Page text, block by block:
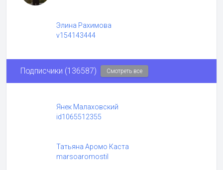
Элина Рахимова
v154143444
Подписчики (136587) Смотреть все
Янек Малаховский
id1065512355
Татьяна Аромо Каста
marsoaromostil